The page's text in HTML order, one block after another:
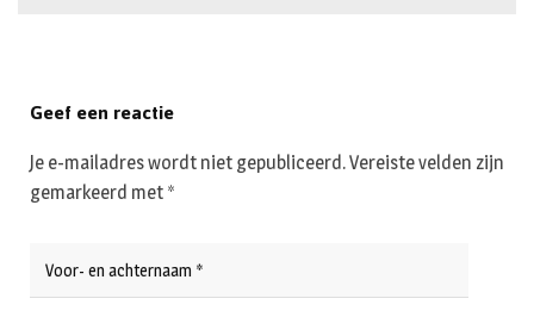
Geef een reactie
Je e-mailadres wordt niet gepubliceerd.Vereiste velden zijn
gemarkeerd met *